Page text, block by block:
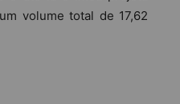
volume total de 17,62